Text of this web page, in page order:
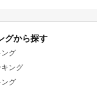
グから探す
ング
ング
グ